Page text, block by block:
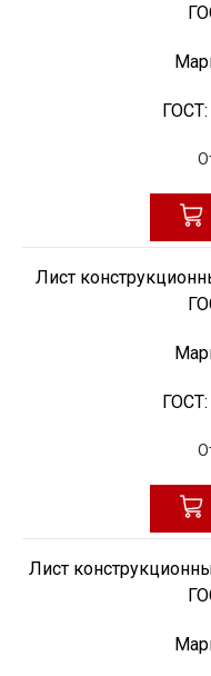
ГОСТ:
Лист
ГОСТ:
Лист